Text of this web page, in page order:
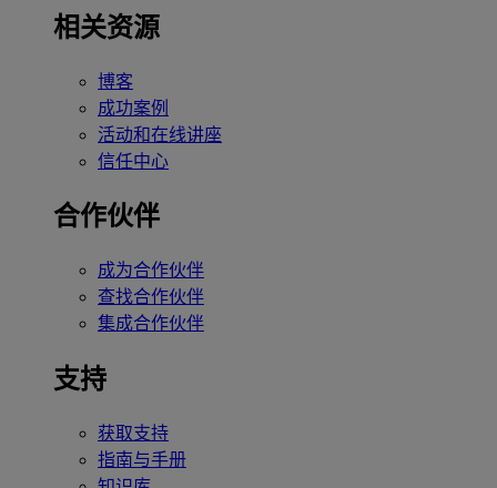
相关资源
博客
成功案例
活动和在线讲座
信任中心
合作伙伴
成为合作伙伴
查找合作伙伴
集成合作伙伴
支持
获取支持
指南与手册